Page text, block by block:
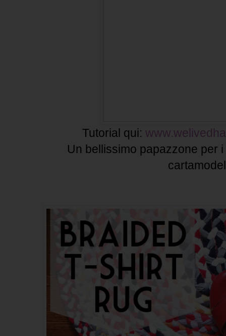
Tutorial qui:
Un bellissimo papazzone per